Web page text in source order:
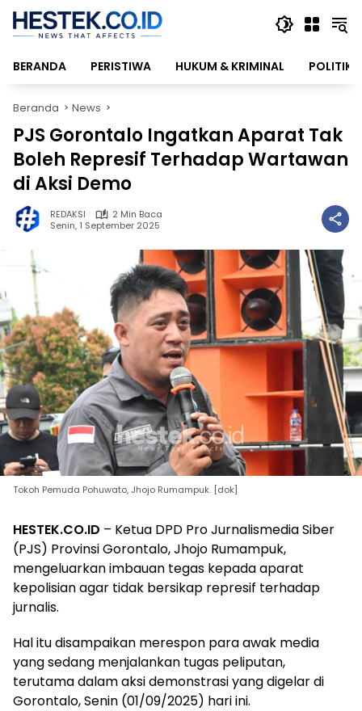
Langsung
konten
BERANDA
PERISTIWA HUKUM & KRIMINAL POLITIK
Beranda News
PJS Gorontalo Ingatkan Aparat Tak
Boleh Represif Terhadap Wartawan
di Aksi Demo
REDAKSI
2 Min Baca
Senin, 1 September 2025
Tokoh Pemuda Pohuwato, Jhojo Rumampuk. [dok]
HESTEK.CO.ID – Ketua DPD Pro Jurnalismedia Siber
(PJS) Provinsi Gorontalo, Jhojo Rumampuk,
mengeluarkan imbauan tegas kepada aparat
kepolisian agar tidak bersikap represif terhadap
jurnalis.
Hal itu disampaikan merespon para awak media
yang sedang menjalankan tugas peliputan,
terutama dalam aksi demonstrasi yang digelar di
Gorontalo, Senin (01/09/2025) hari ini.